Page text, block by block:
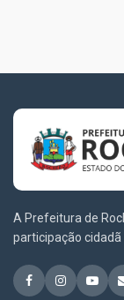
A Prefeitura de
participação cidadã